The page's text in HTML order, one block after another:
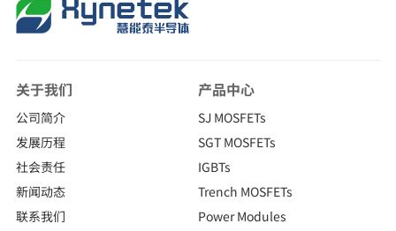
关于我们
公司简介
发展历程
社会责任
新闻动态
联系我们
产品中心
SJ MOSFETs
SGT MOSFETs
IGBTs
Trench MOSFETs
Power Modules